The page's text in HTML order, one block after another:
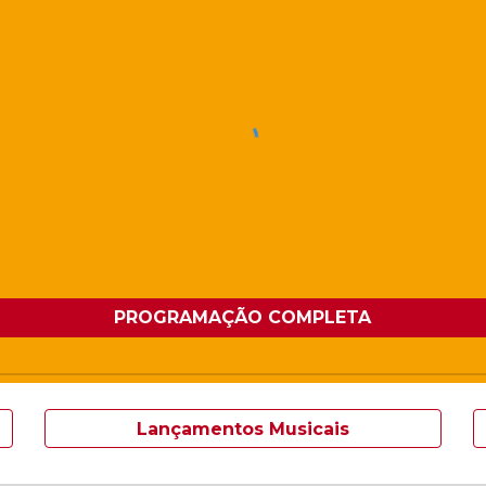
PROGRAMAÇÃO COMPLETA
Lançamentos Musicais